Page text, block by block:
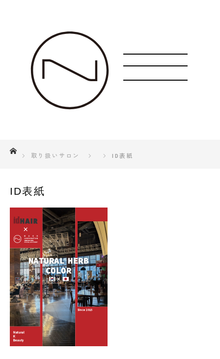
ホーム
取り扱いサロン
ID表紙
ID表紙